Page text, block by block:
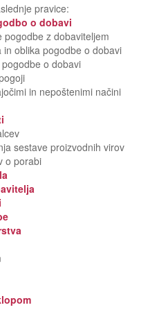
pravice:
o dobavi
pogodbe z dobaviteljem
in oblika pogodbe o dobavi
o dobavi
in nepoštenimi načini
sestave proizvodnih virov
o porabi